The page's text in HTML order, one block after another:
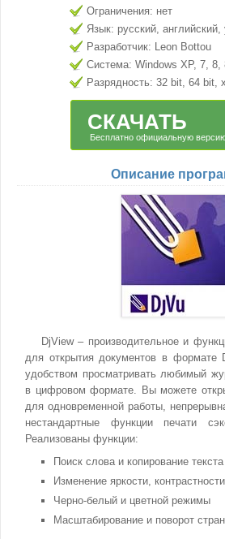
Ограничения: нет
Язык: русский, английский,
Разработчик: Leon Bottou
Система: Windows XP, 7, 8,
Разрядность: 32 bit, 64 bit,
СКАЧАТЬ
Бесплатно официальную
Описание
DjView – производительное и
для открытия документов в формате
удобством просматривать любимый
в цифровом формате. Вы можете
для одновременной работы,
нестандартные функции печати
Реализованы функции:
Поиск слова и копирование текста
Изменение яркости,
Черно-белый и цветной режимы
Масштабирование и поворот